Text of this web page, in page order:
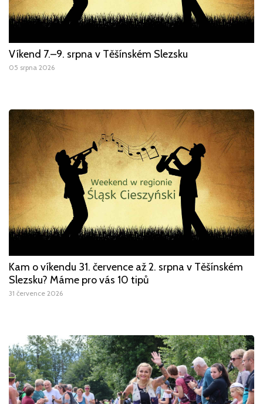
Víkend 7.–9. srpna v Těšínském Slezsku
05 srpna 2026
Kam o víkendu 31. července až 2. srpna v Těšínském
Slezsku? Máme pro vás 10 tipů
31 července 2026